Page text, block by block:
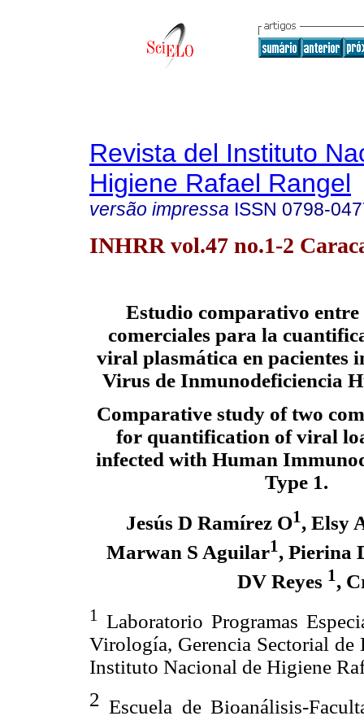
Revista del Instituto
Higiene Rafael Rangel
versão impressa ISSN 0798-
INHRR vol.47 no.1-2
Estudio comparativo entre
comerciales para la
viral plasmática en pacientes
Virus de Inmunodeficiencia
Comparative study of two
for quantification of viral
infected with Human
Type 1.
Jesús D Ramírez O1, Elsy
Marwan S Aguilar1, Pierina
DV Reyes 1,
1
Laboratorio Programas
Virología, Gerencia Sectorial
Instituto Nacional de Higiene
2Escuela de Bioanálisis-